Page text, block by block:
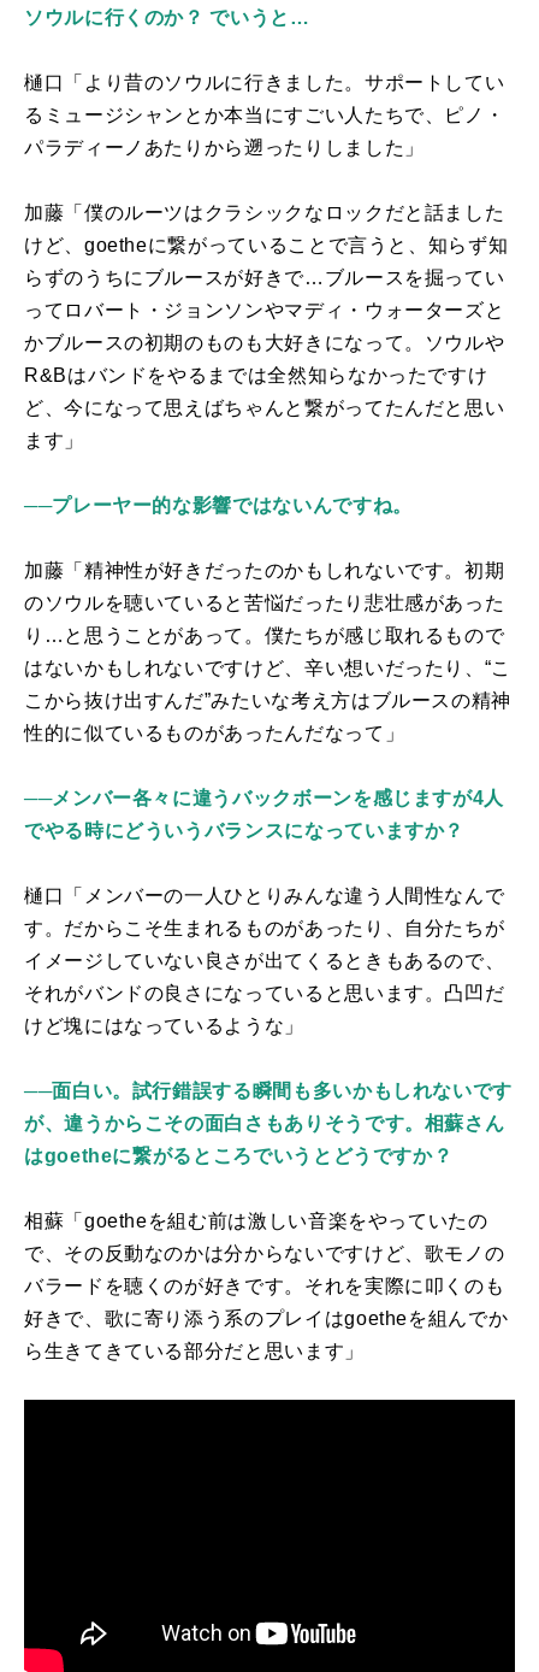
ソウルに行くのか？ でいうと…
樋口「より昔のソウルに行きました。サポートしてい
るミュージシャンとか本当にすごい人たちで、ピノ・
パラディーノあたりから遡ったりしました」
加藤「僕のルーツはクラシックなロックだと話ました
けど、 goetheに繋がっていることで言うと、知らず知
らずのうちにブルースが好きで…ブルースを掘ってい
ってロバート・ジョンソンやマディ・ウォーターズと
かブルースの初期のものも大好きになって。ソウルや
R&Bはバンドをやるまでは全然知らなかったですけ
ど、今になって思えばちゃんと繋がってたんだと思い
ます」
──プレーヤー的な影響ではないんですね。
加藤「精神性が好きだったのかもしれないです。初期
のソウルを聴いていると苦悩だったり悲壮感があった
り…と思うことがあって。僕たちが感じ取れるもので
はないかもしれないですけど、辛い想いだったり、“こ
こから抜け出すんだ”みたいな考え方はブルースの精神
性的に似ているものがあったんだなって」
──メンバー各々に違うバックボーンを感じますが4人
でやる時にどういうバランスになっていますか？
樋口「メンバーの一人ひとりみんな違う人間性なんで
す。だからこそ生まれるものがあったり、自分たちが
イメージしていない良さが出てくるときもあるので、
それがバンドの良さになっていると思います。凸凹だ
けど塊にはなっているような」
──面白い。試行錯誤する瞬間も多いかもしれないです
が、違うからこその面白さもありそうです。相蘇さん
はgoetheに繋がるところでいうとどうですか？
相蘇「 goetheを組む前は激しい音楽をやっていたの
で、その反動なのかは分からないですけど、歌モノの
バラードを聴くのが好きです。それを実際に叩くのも
好きで、歌に寄り添う系のプレイはgoetheを組んでか
ら生きてきている部分だと思います」